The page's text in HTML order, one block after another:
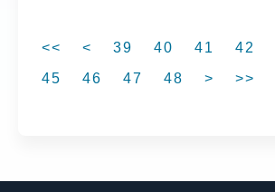
<< < 39 40 41 42
45
46 47 48 > >>